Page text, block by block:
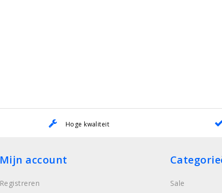
Hoge kwaliteit
Mijn account
Registreren
Sale